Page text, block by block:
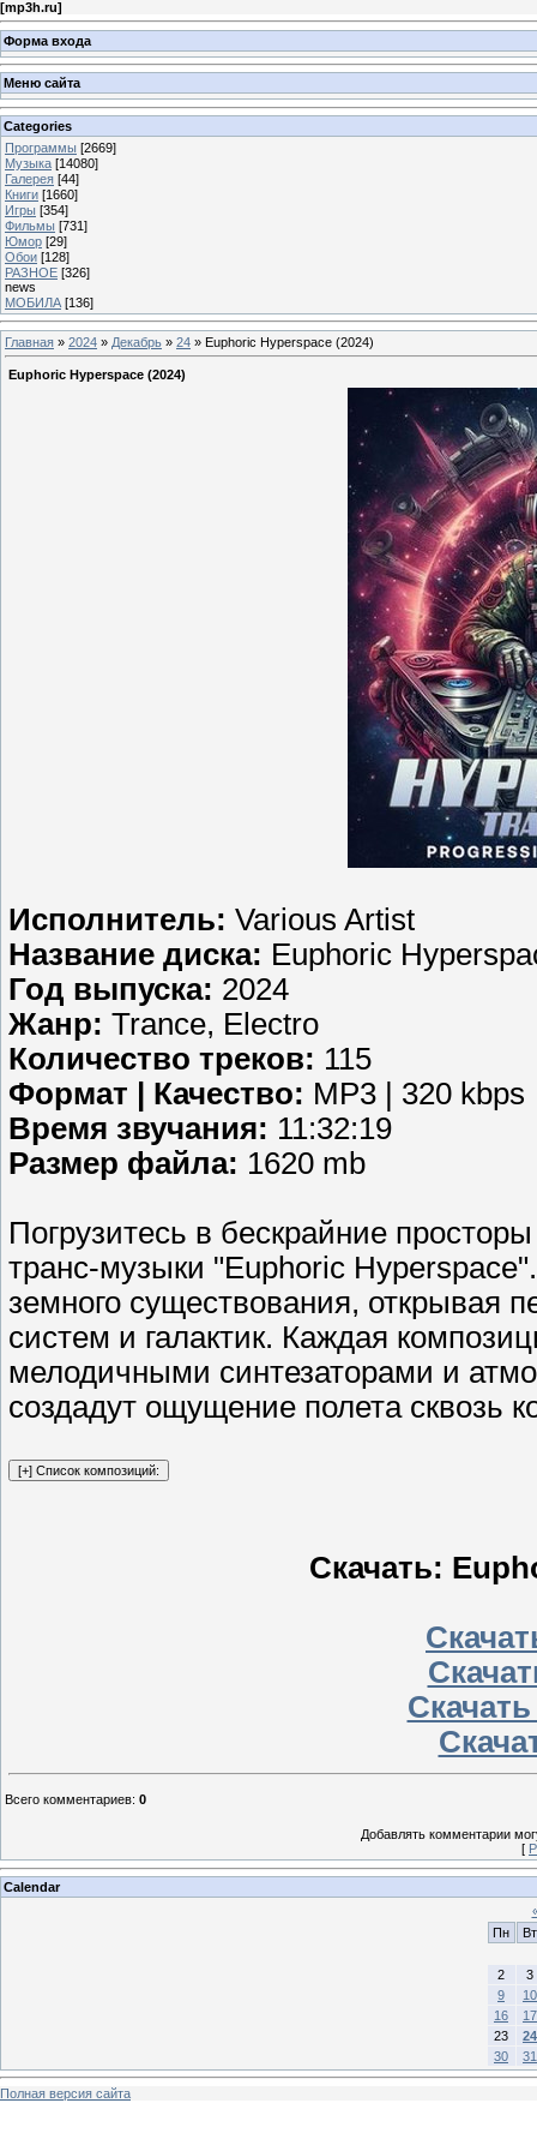
[mp3h.ru]
Форма входа
Меню сайта
Categories
Программы [2669]
Музыка [14080]
Галерея [44]
Книги [1660]
Игры [354]
Фильмы [731]
Юмор [29]
Обои [128]
РАЗНОЕ [326]
news
МОБИЛА [136]
Главная » 2024 » Декабрь » 24 » Euphoric Hyperspace (2024)
Euphoric Hyperspace (2024)
Исполнитель: Various Artist
Название диска: Euphoric
Год выпуска: 2024
Жанр: Trance, Electro
Количество треков: 115
Формат | Качество: MP3 | 320 kbps
Время звучания: 11:32:19
Размер файла: 1620 mb
Погрузитесь в бескрайние
транс-музыки "Euphoric
земного существования, открывая
систем и галактик. Каждая
мелодичными синтезаторами и
создадут ощущение полета сквозь
Скачать:
Всего комментариев: 0
Добавлять комментарии
[
Calendar
Пн
Вт
2
3
9
10
16
17
23
24
30
31
Полная версия сайта